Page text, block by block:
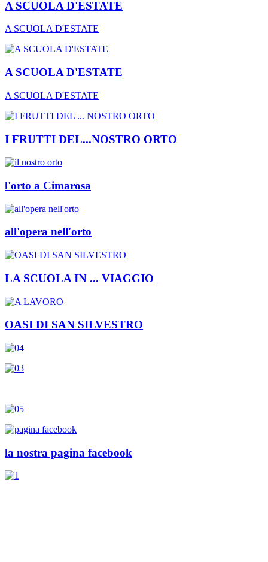
A SCUOLA D'ESTATE
A SCUOLA D'ESTATE
A SCUOLA D'ESTATE
A SCUOLA D'ESTATE
I FRUTTI DEL...NOSTRO ORTO
l'orto a Cimarosa
all'opera nell'orto
LA SCUOLA IN ... VIAGGIO
OASI DI SAN SILVESTRO
la nostra pagina facebook